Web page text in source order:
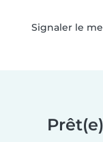
Signaler le